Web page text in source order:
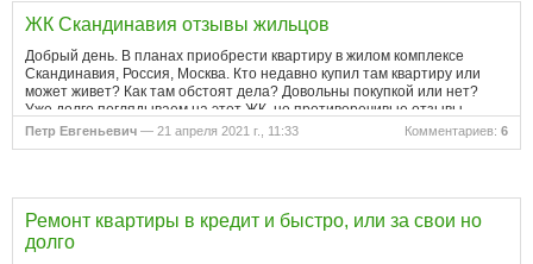
ЖК Скандинавия отзывы жильцов
Добрый день. В планах приобрести квартиру в жилом комплексе
Скандинавия, Россия, Москва. Кто недавно купил там квартиру или
может живет? Как там обстоят дела? Довольны покупкой или нет?
Уже долго поглядываем на этот ЖК, но противоречивые отзывы
иногда…
Петр Евгеньевич — 21 апреля 2021 г., 11:33 Комментариев: 6
Ремонт квартиры в кредит и быстро, или за свои но
долго